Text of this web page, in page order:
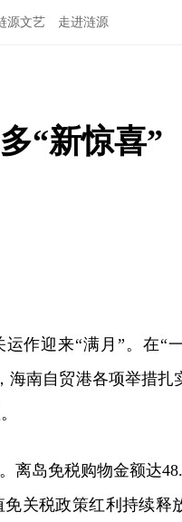
源文艺 走进涟源
“新惊喜”
作迎来“满月”。在“
海南自贸港各项举措扎
。 离岛免税购物金额达
关税政策红利持续释